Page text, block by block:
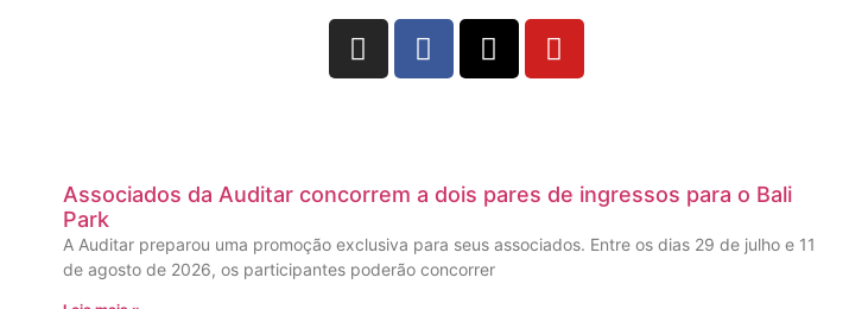
Associados da Auditar concorrem a dois pares de ingressos para o Bali
Park
A Auditar preparou uma promoção exclusiva para seus associados. Entre os dias 29 de julho e 11
de agosto de 2026, os participantes poderão concorrer